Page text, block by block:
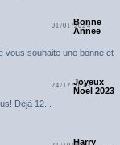
01/01/2024
Bonne
Annee
vous souhaite une bonne et
24/12/2023
Joyeux
Noel 2023
Déjà 12...
Harry